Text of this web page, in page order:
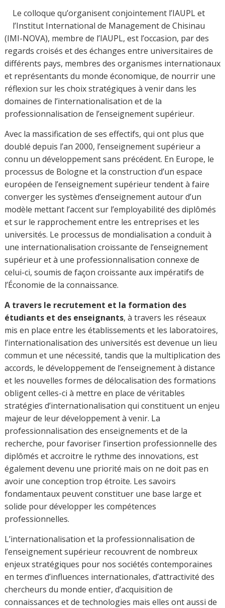
Le colloque qu’organisent conjointement l’IAUPL et
l’Institut International de Management de Chisinau
(IMI-NOVA), membre de l’IAUPL, est l’occasion, par des
regards croisés et des échanges entre universitaires de
différents pays, membres des organismes internationaux
et représentants du monde économique, de nourrir une
réflexion sur les choix stratégiques à venir dans les
domaines de l’internationalisation et de la
professionnalisation de l’enseignement supérieur.
Avec la massification de ses effectifs, qui ont plus que
doublé depuis l’an 2000, l’enseignement supérieur a
connu un développement sans précédent. En Europe, le
processus de Bologne et la construction d’un espace
européen de l’enseignement supérieur tendent à faire
converger les systèmes d’enseignement autour d’un
modèle mettant l’accent sur l’employabilité des diplômés
et sur le rapprochement entre les entreprises et les
universités. Le processus de mondialisation a conduit à
une internationalisation croissante de l’enseignement
supérieur et à une professionnalisation connexe de
celui-ci, soumis de façon croissante aux impératifs de
l’Économie de la connaissance.
A travers le recrutement et la formation des
étudiants et des enseignants, à travers les réseaux
mis en place entre les établissements et les laboratoires,
l’internationalisation des universités est devenue un lieu
commun et une nécessité, tandis que la multiplication des
accords, le développement de l’enseignement à distance
et les nouvelles formes de délocalisation des formations
obligent celles-ci à mettre en place de véritables
stratégies d’internationalisation qui constituent un enjeu
majeur de leur développement à venir. La
professionnalisation des enseignements et de la
recherche, pour favoriser l’insertion professionnelle des
diplômés et accroitre le rythme des innovations, est
également devenu une priorité mais on ne doit pas en
avoir une conception trop étroite. Les savoirs
fondamentaux peuvent constituer une base large et
solide pour développer les compétences
professionnelles.
L’internationalisation et la professionnalisation de
l’enseignement supérieur recouvrent de nombreux
enjeux stratégiques pour nos sociétés contemporaines
en termes d’influences internationales, d’attractivité des
chercheurs du monde entier, d’acquisition de
connaissances et de technologies mais elles ont aussi de